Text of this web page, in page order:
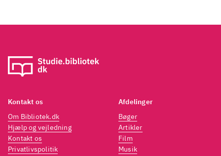
Kontakt os
Om Bibliotek.dk
Hjælp og vejledning
Kontakt os
Privatlivspolitik
Afdelinger
Bøger
Artikler
Film
Musik